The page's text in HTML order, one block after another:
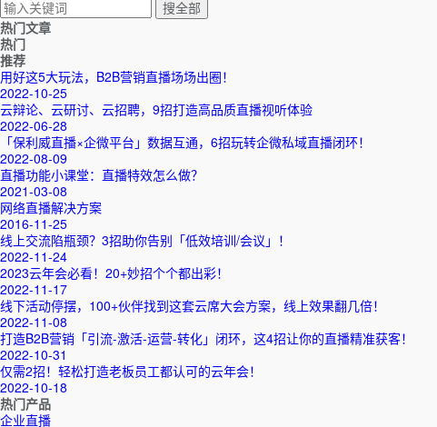
热门文章
热门
推荐
用好这5大玩法，B2B营销直播场场出圈！
2022-10-25
云辩论、云研讨、云招聘，9招打造高品质直播视听体验
2022-06-28
「保利威直播×企微平台」数据互通，6招玩转企微私域直播闭环！
2022-08-09
直播功能小课堂：直播特效怎么做？
2021-03-08
网络直播解决方案
2016-11-25
线上交流陷瓶颈？3招助你告别「低效培训/会议」！
2022-11-24
2023云年会必看！20+妙招个个都出彩！
2022-11-17
线下活动停摆，100+伙伴找到这套云席大会方案，线上效果翻几倍！
2022-11-08
打造B2B营销「引流-激活-运营-转化」闭环，这4招让你的直播精准获客！
2022-10-31
仅需2招！轻松打造老板员工都认可的云年会！
2022-10-18
热门产品
企业直播